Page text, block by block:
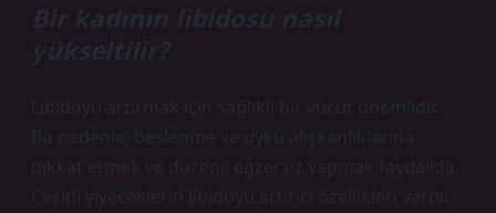
Bir kadının libidosu nasıl
yükseltilir?
Libidoyu artırmak için sağlıklı bir vücut önemlidir.
Bu nedenle, beslenme ve uyku alışkanlıklarına
dikkat etmek ve düzenli egzersiz yapmak faydalıdır.
Çeşitli yiyeceklerin libidoyu artırıcı özellikleri vardır.